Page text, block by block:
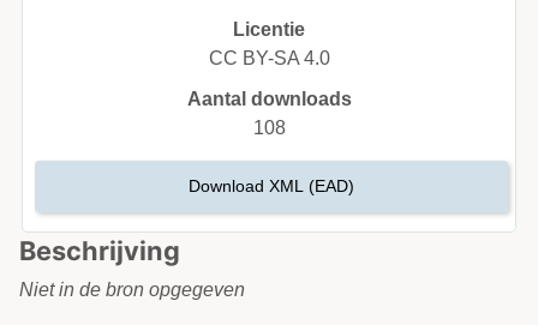
Beschrijving
Niet in de bron opgegeven
Licentie
CC BY-SA 4.0
Aantal downloads
108
Download XML (EAD)